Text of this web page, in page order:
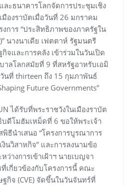
ละธนาคารโลกจัดการประชุมเชิง
องราบัตเมื่อวันที่ 26 มกราคม
การ “ประสิทธิภาพของภาครัฐใน
นางนาเดีย เฟตตาห์ รัฐมนตรี
กิจและการคลัง เข้าร่วมในวันเปิด
าลโลกสมัยที่ 9 ที่สหรัฐอาหรับเอมิ
นที่ thirteen ถึง 15 กุมภาพันธ์
Future Governments”
ได้รับที่พระราชวังในเมืองราบัต
ดีโมฮัมเหม็ดที่ 6 ขอให้พระเจ้า
พิธีนำเสนอ “โครงการบูรณาการ
นวิสาหกิจ” และการลงนามข้อ
ว่างการเข้าเฝ้าฯ นายเบญจา
ที่เกี่ยวข้องกับโครงการนี้ คณะ
กิจ (CVE) จัดขึ้นในวันจันทร์ที่